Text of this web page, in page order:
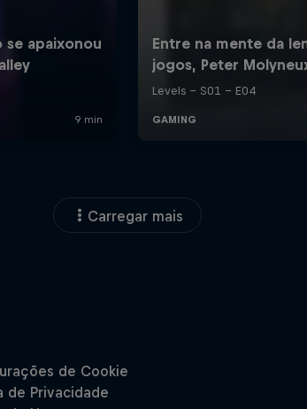
Carregar mais